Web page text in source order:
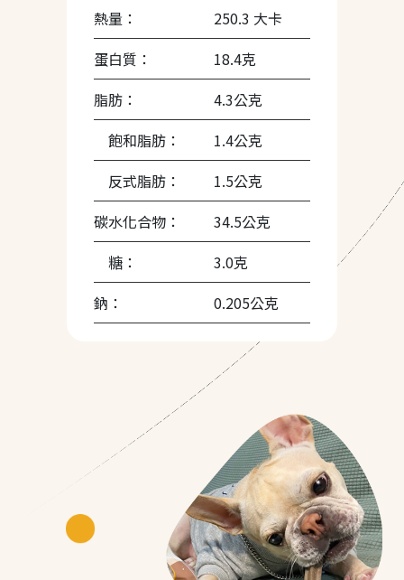
熱量：
250.3 大卡
蛋白質：
18.4克
脂肪：
4.3公克
飽和脂肪：
1.4公克
反式脂肪：
1.5公克
碳水化合物：
34.5公克
糖：
3.0克
鈉：
0.205公克